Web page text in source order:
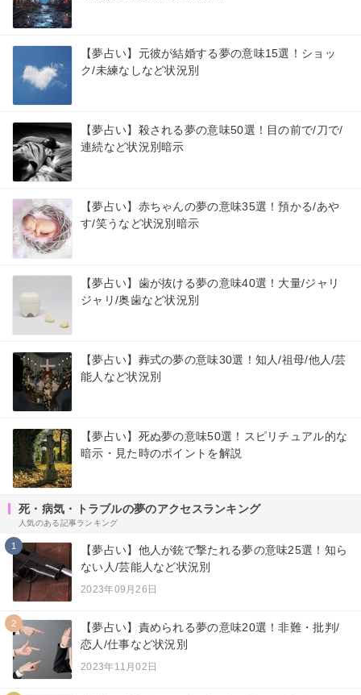
【夢占い】元彼が結婚する夢の意味15選！ショッ
ク/未練なしなど状況別
【夢占い】殺される夢の意味50選！目の前で/刀で/
連続など状況別暗示
【夢占い】赤ちゃんの夢の意味35選！預かる/あや
す/笑うなど状況別暗示
【夢占い】歯が抜ける夢の意味40選！大量/ジャリ
ジャリ/奥歯など状況別
【夢占い】葬式の夢の意味30選！知人/祖母/他人/芸
能人など状況別
【夢占い】死ぬ夢の意味50選！スピリチュアル的な
暗示・見た時のポイントを解説
死・病気・トラブルの夢のアクセスランキング
人気のある記事ランキング
1
【夢占い】他人が銃で撃たれる夢の意味25選！知ら
ない人/芸能人など状況別
2023年09月26日
2
【夢占い】責められる夢の意味20選！非難・批判/
恋人/仕事など状況別
2023年11月02日